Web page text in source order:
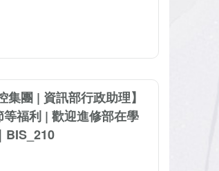
團 | 資訊部行政助理】
福利 | 歡迎進修部在學
BIS_210